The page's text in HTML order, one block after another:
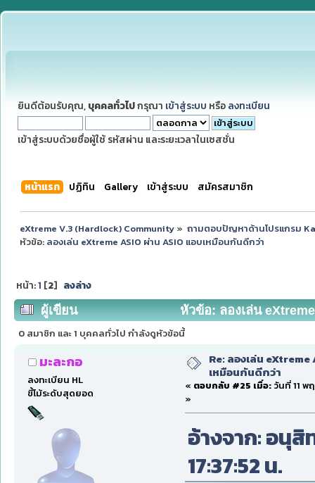
ยินดีต้อนรับคุณ, บุคคลทั่วไปกรุณา เข้าสู่ระบบ หรือ ลงทะเบียน
เข้าสู่ระบบด้วยชื่อผู้ใช้ รหัสผ่าน และระยะเวลาในเซสชั่น
หน้าแรก ปฏิทิน Gallery เข้าสู่ระบบ สมัครสมาชิก
eXtreme V.3 (Hardlock) Community» ถามตอบปัญหาด้านโปรแกรม
หัวข้อ: ลองเล่น eXtreme ASIO ผ่าน ASIO แอบเหมือนกันดีกว่า
หน้า:1 [2] ลงล่าง
ผู้เขียน หัวข้อ: ลองเล่น
0 สมาชิก และ 1 บุคคลทั่วไป กำลังดูหัวข้อนี้
มะละกอ
ลงทะเบียน HL
ขี้โม้ระดับสุดยอด
Re: ลองเล่น
เหมือนกันดีกว่า
« ตอบกลับ #25 เมื่อ: วันที่ 11 พ
»
อ้างจาก: อนุ
17:37:52 น.